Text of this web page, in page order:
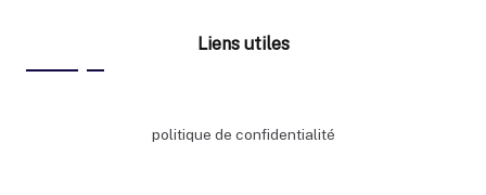
Liens utiles
politique de confidentialité